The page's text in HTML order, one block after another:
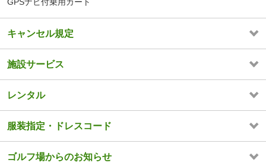
GPSナビ付乗用カート
キャンセル規定
施設サービス
レンタル
服装指定・ドレスコード
ゴルフ場からのお知らせ